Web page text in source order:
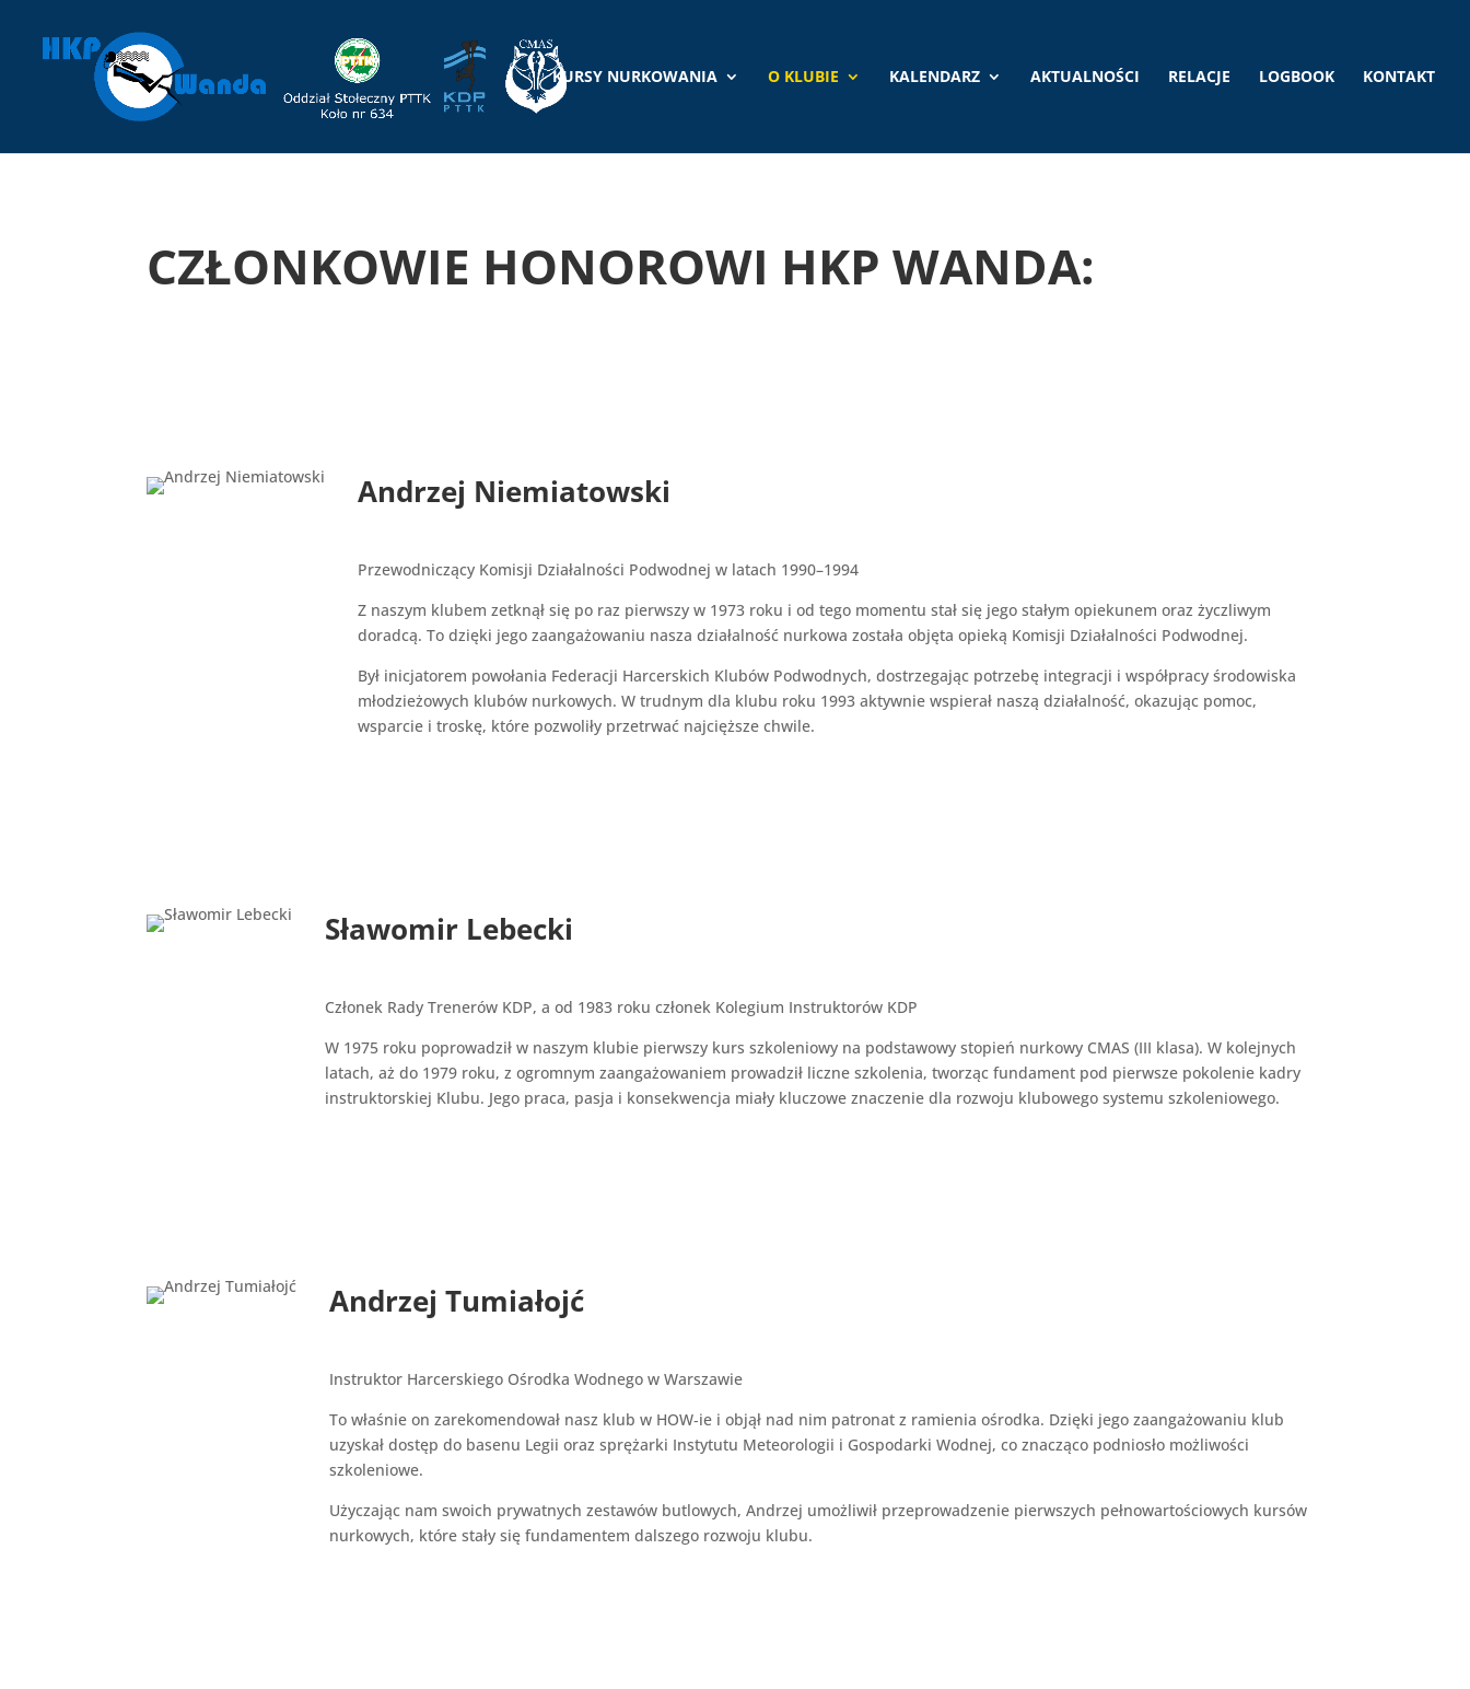
KURSY NURKOWANIA O KLUBIE KALENDARZ AKTUALNOŚCI RELACJE LOGBOOK KONTAKT
CZŁONKOWIE HONOROWI HKP WANDA:
Andrzej Niemiatowski
Przewodniczący Komisji Działalności Podwodnej w latach 1990–1994
Z naszym klubem zetknął się po raz pierwszy w 1973 roku i od tego momentu stał się jego stałym opiekunem oraz życzliwym
doradcą. To dzięki jego zaangażowaniu nasza działalność nurkowa została objęta opieką Komisji Działalności Podwodnej.
Był inicjatorem powołania Federacji Harcerskich Klubów Podwodnych, dostrzegając potrzebę integracji i współpracy środowiska
młodzieżowych klubów nurkowych. W trudnym dla klubu roku 1993 aktywnie wspierał naszą działalność, okazując pomoc,
wsparcie i troskę, które pozwoliły przetrwać najcięższe chwile.
Sławomir Lebecki
Członek Rady Trenerów KDP, a od 1983 roku członek Kolegium Instruktorów KDP
W 1975 roku poprowadził w naszym klubie pierwszy kurs szkoleniowy na podstawowy stopień nurkowy CMAS (III klasa). W kolejnych
latach, aż do 1979 roku, z ogromnym zaangażowaniem prowadził liczne szkolenia, tworząc fundament pod pierwsze pokolenie kadry
instruktorskiej Klubu. Jego praca, pasja i konsekwencja miały kluczowe znaczenie dla rozwoju klubowego systemu szkoleniowego.
Andrzej Tumiałojć
Instruktor Harcerskiego Ośrodka Wodnego w Warszawie
To właśnie on zarekomendował nasz klub w HOW‑ie i objął nad nim patronat z ramienia ośrodka. Dzięki jego zaangażowaniu klub
uzyskał dostęp do basenu Legii oraz sprężarki Instytutu Meteorologii i Gospodarki Wodnej, co znacząco podniosło możliwości
szkoleniowe.
Użyczając nam swoich prywatnych zestawów butlowych, Andrzej umożliwił przeprowadzenie pierwszych pełnowartościowych kursów
nurkowych, które stały się fundamentem dalszego rozwoju klubu.